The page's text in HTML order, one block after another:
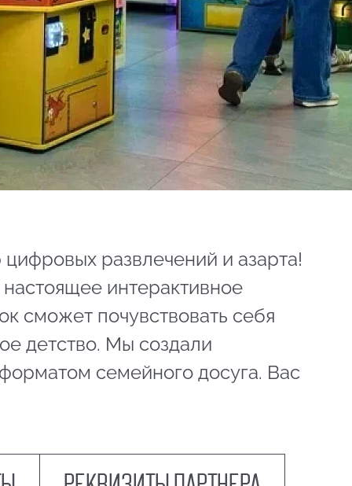
развлечений и азарта!
интерактивное
сможет почувствовать себя
детство. Мы создали
семейного досуга. Вас